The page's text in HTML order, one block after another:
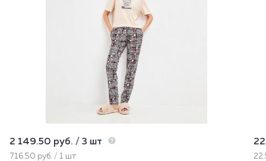
2 149.50 руб. / 3 шт
716.50 руб. / 1 шт